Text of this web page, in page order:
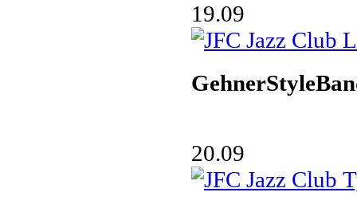
19.09
20.09